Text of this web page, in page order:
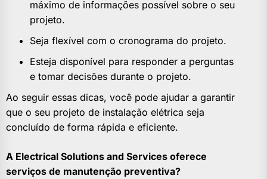
máximo de informações possível sobre o seu
projeto.
Seja flexível com o cronograma do projeto.
Esteja disponível para responder a perguntas
e tomar decisões durante o projeto.
Ao seguir essas dicas, você pode ajudar a garantir
que o seu projeto de instalação elétrica seja
concluído de forma rápida e eficiente.
A Electrical Solutions and Services oferece
serviços de manutenção preventiva?